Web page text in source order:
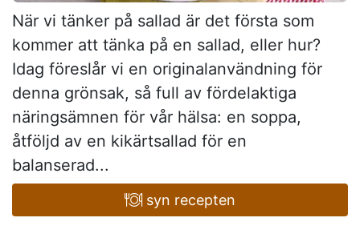
När vi tänker på sallad är det första som
kommer att tänka på en sallad, eller hur?
Idag föreslår vi en originalanvändning för
denna grönsak, så full av fördelaktiga
näringsämnen för vår hälsa: en soppa,
åtföljd av en kikärtsallad för en
balanserad...
syn recepten